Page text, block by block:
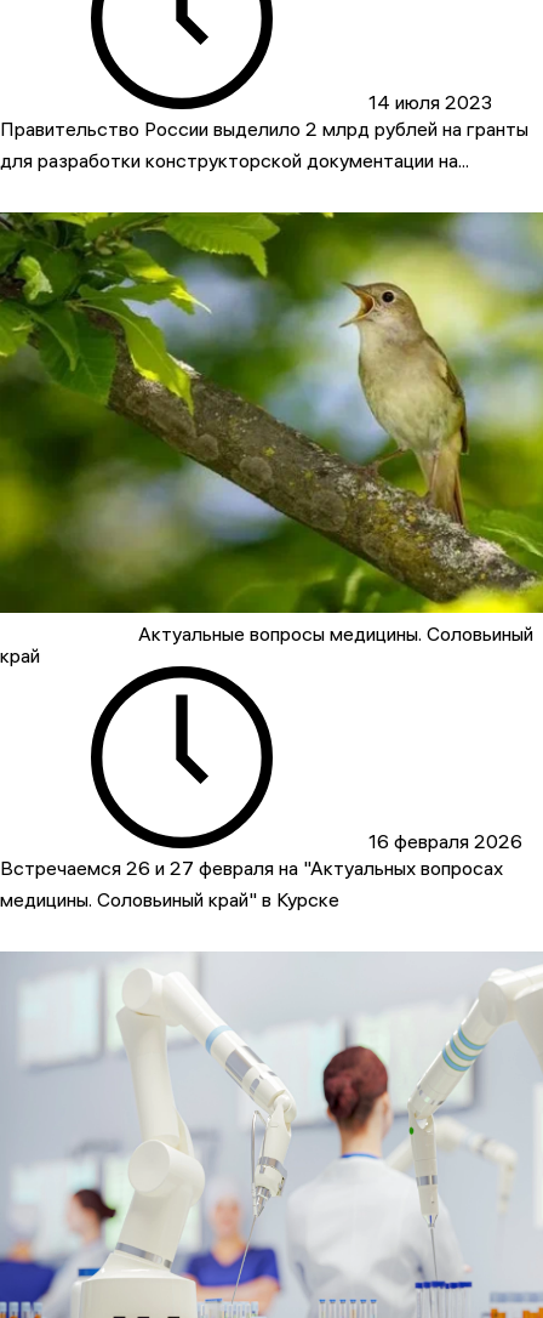
14 июля 2023
Правительство России выделило 2 млрд рублей на гранты
для разработки конструкторской документации на...
Актуальные вопросы медицины. Соловьиный
край
16 февраля 2026
Встречаемся 26 и 27 февраля на "Актуальных вопросах
медицины. Соловьиный край" в Курске